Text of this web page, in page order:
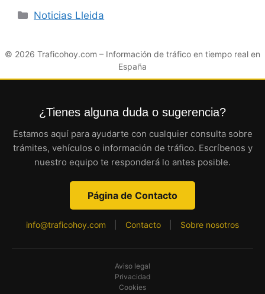
Categorías
Noticias Lleida
© 2026 Traficohoy.com – Información de tráfico en tiempo real en
España
¿Tienes alguna duda o sugerencia?
Estamos aquí para ayudarte con cualquier consulta sobre
trámites, vehículos o información de tráfico. Escríbenos y
nuestro equipo te responderá lo antes posible.
Página de Contacto
info@traficohoy.com Contacto Sobre nosotros
Aviso legal
Privacidad
Cookies